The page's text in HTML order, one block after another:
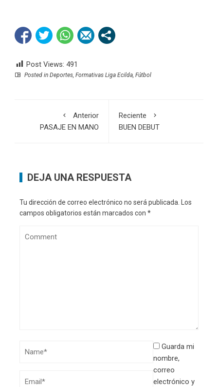
Post Views: 491
Posted in Deportes Formativas Liga Ecilda Fútbol
Anterior
PASAJE EN MANO
Reciente
BUEN DEBUT
DEJA UNA RESPUESTA
Tu dirección de correo electrónico no será publicada.
Los
campos obligatorios están marcados con *
Guarda mi
nombre,
correo
electrónico y